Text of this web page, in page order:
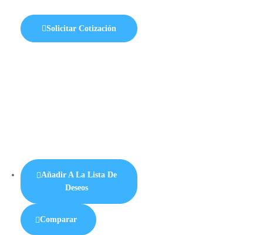
Solicitar Cotización
Añadir A La Lista De
Deseos
Comparar